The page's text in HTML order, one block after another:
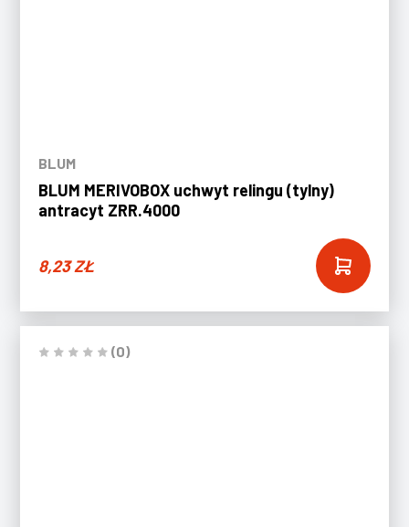
BLUM
BLUM MERIVOBOX uchwyt relingu (tylny)
antracyt ZRR.4000
8,23ZŁ
(0)